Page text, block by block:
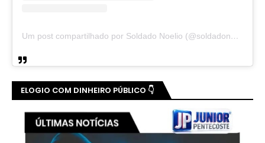
Um post compartilhado por Soldado Noelio (@soldadonoelio)
ELOGIO COM DINHEIRO PÚBLICO 👇